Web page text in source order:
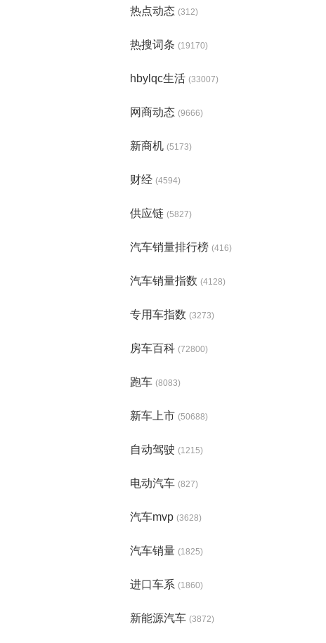
热点动态 (312)
热搜词条 (19170)
hbylqc生活 (33007)
网商动态 (9666)
新商机 (5173)
财经 (4594)
供应链 (5827)
汽车销量排行榜 (416)
汽车销量指数 (4128)
专用车指数 (3273)
房车百科 (72800)
跑车 (8083)
新车上市 (50688)
自动驾驶 (1215)
电动汽车 (827)
汽车mvp (3628)
汽车销量 (1825)
进口车系 (1860)
新能源汽车 (3872)